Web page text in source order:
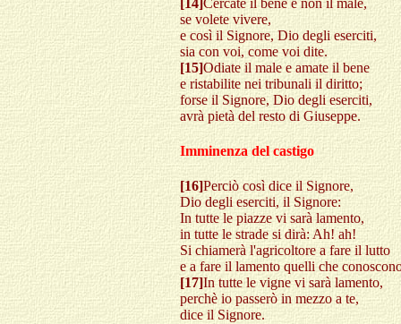
se volete vivere,
e così il Signore, Dio degli eserciti,
sia con voi, come voi dite.
[15]Odiate il male e amate il bene
e ristabilite nei tribunali il diritto;
forse il Signore, Dio degli eserciti,
avrà pietà del resto di Giuseppe.
Imminenza del castigo
[16]Perciò così dice il Signore,
Dio degli eserciti, il Signore:
In tutte le piazze vi sarà lamento,
in tutte le strade si dirà: Ah! ah!
Si chiamerà l'agricoltore a fare il lutto
e a fare il lamento quelli che
[17]In tutte le vigne vi sarà lamento,
perchè io passerò in mezzo a te,
dice il Signore.